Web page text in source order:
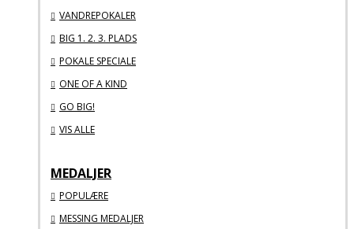
VANDREPOKALER
BIG 1. 2. 3. PLADS
POKALE SPECIALE
ONE OF A KIND
GO BIG!
VIS ALLE
MEDALJER
POPULÆRE
MESSING MEDALJER